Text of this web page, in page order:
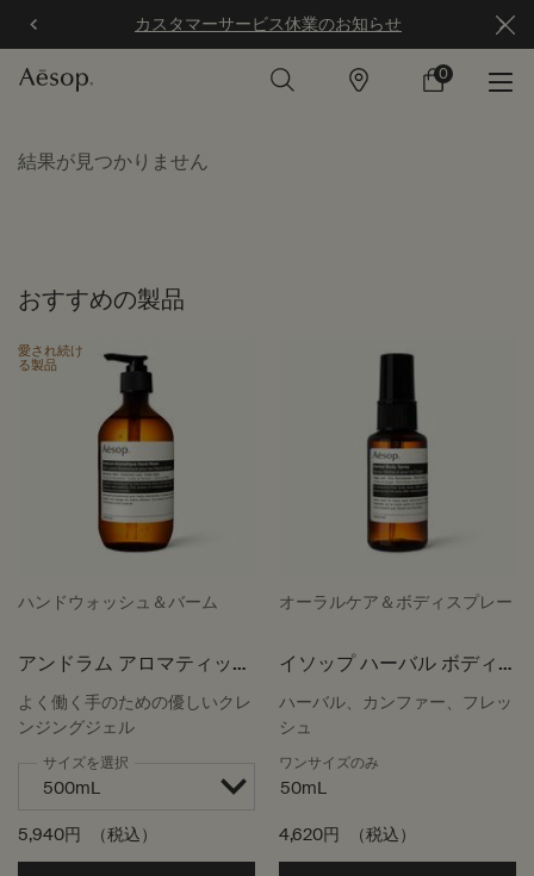
カスタマーサービス休業のお知らせ
店
カ
0
0 カート内の製
結果が見つかりません
おすすめの製品
愛され続け
る製品
ハンドウォッシュ＆バーム
アンドラム アロマティック
ハンドウォッシュ
よく働く手のための優しいクレ
ンジングジェル
サイズを選択
5,940円 （税込）
オーラルケア＆ボディスプレー
イソップ ハーバル ボディ
スプレー
ハーバル、カンファー、フレッ
シュ
ワンサイズのみ
50mL
4,620円 （税込）